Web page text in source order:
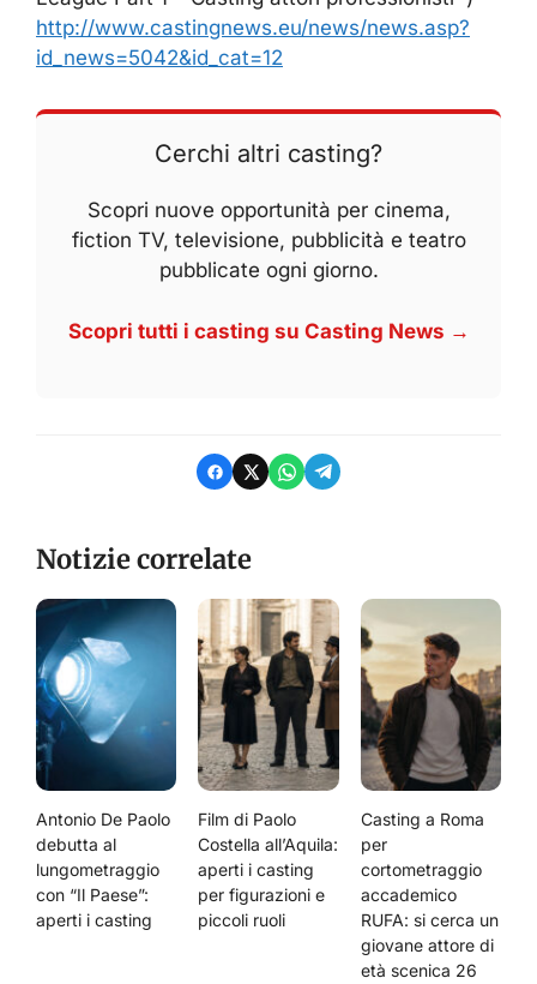
http://www.castingnews.eu/news/news.asp?
id_news=5042&id_cat=12
Cerchi altri casting?
Scopri nuove opportunità per cinema,
fiction TV, televisione, pubblicità e teatro
pubblicate ogni giorno.
Scopri tutti i casting su Casting News →
Notizie correlate
Antonio De Paolo
debutta al
lungometraggio
con “Il Paese”:
aperti i casting
Film di Paolo
Costella all’Aquila:
aperti i casting
per figurazioni e
piccoli ruoli
Casting a Roma
per
cortometraggio
accademico
RUFA: si cerca un
giovane attore di
età scenica 26